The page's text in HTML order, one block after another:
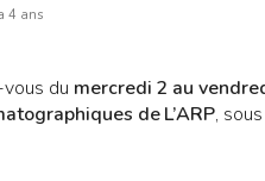
4 ans
du mercredi 2 au
de L’ARP,